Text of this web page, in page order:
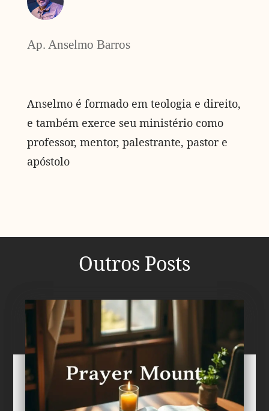
Ap. Anselmo Barros
Anselmo é formado em teologia e direito,
e também exerce seu ministério como
professor, mentor, palestrante, pastor e
apóstolo
Outros Posts